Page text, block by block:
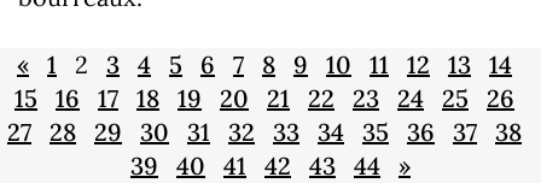
« 1 2 3 4 5 6 7 8 9 10 11 12 13 14
15
16 17 18 19 20 21 22 23 24 25
26
27
28 29 30 31 32 33 34 35 36 37 38
39
40 41 42 43 44 »